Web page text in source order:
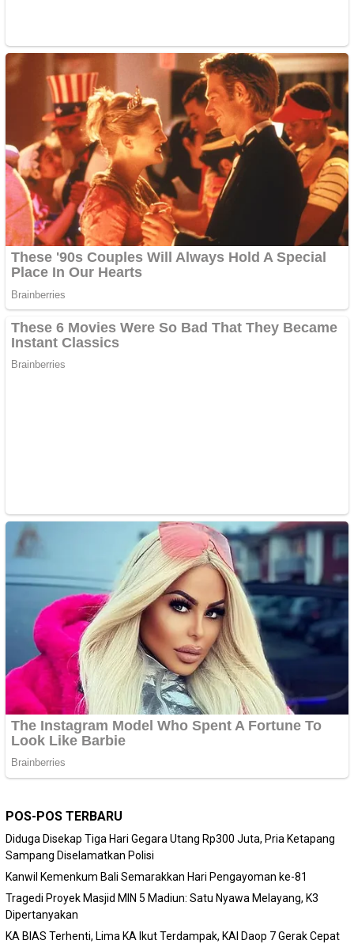
POS-POS TERBARU
Diduga Disekap Tiga Hari Gegara Utang Rp300 Juta, Pria Ketapang
Sampang Diselamatkan Polisi
Kanwil Kemenkum Bali Semarakkan Hari Pengayoman ke-81
Tragedi Proyek Masjid MIN 5 Madiun: Satu Nyawa Melayang, K3
Dipertanyakan
KA BIAS Terhenti, Lima KA Ikut Terdampak, KAI Daop 7 Gerak Cepat